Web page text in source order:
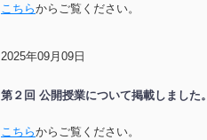
こちらからご覧ください。
2025年09月09日
第２回 公開授業について掲載しました。
こちらからご覧ください。